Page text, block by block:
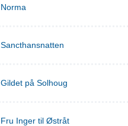
Norma
Sancthansnatten
Gildet på Solhoug
Fru Inger til Østråt